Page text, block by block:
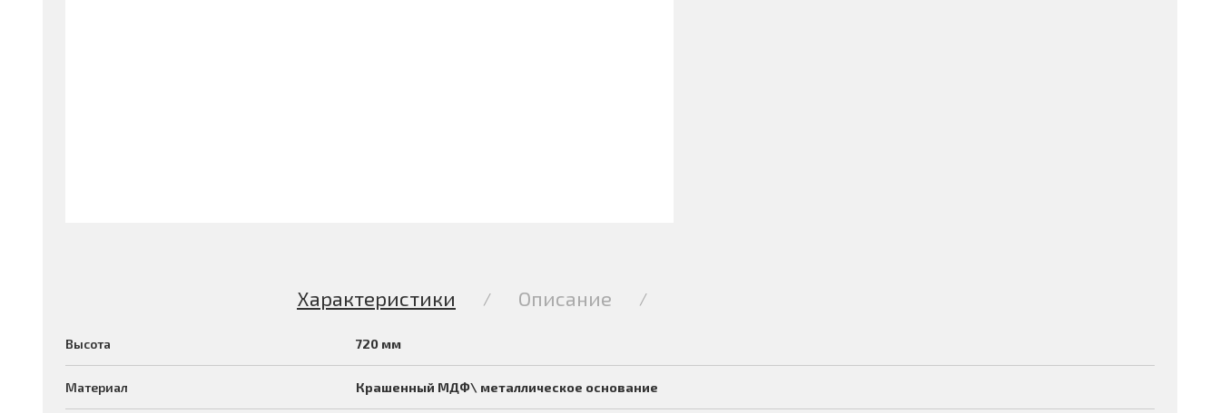
Характеристики / Описание /
Высота 720 мм
Материал Крашенный МДФ\ металлическое основание